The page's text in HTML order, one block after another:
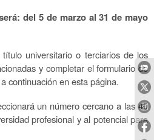
del 5 de marzo al 31 de mayo
universitario o terciarios de los
y completar el formulario de
continuación en esta página.
un número cercano a las 40
profesional y al potencial para